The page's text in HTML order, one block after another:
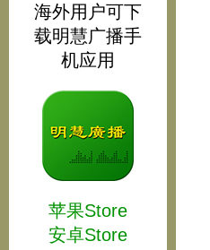
海外用户可下
载明慧广播手
机应用
苹果Store
安卓Store